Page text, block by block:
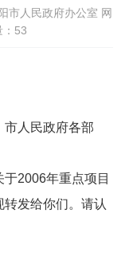
市人民政府办公室 网
53
市人民政府各部
2006年重点项目
发给你们。请认